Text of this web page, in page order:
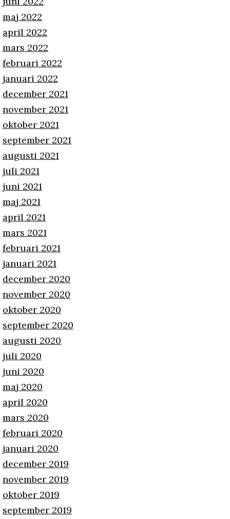
maj 2022
april 2022
mars 2022
februari 2022
januari 2022
december 2021
november 2021
oktober 2021
september 2021
augusti 2021
juli 2021
juni 2021
maj 2021
april 2021
mars 2021
februari 2021
januari 2021
december 2020
november 2020
oktober 2020
september 2020
augusti 2020
juli 2020
juni 2020
maj 2020
april 2020
mars 2020
februari 2020
januari 2020
december 2019
november 2019
oktober 2019
september 2019